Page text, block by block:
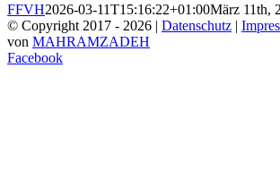
FFVH2026-03-11T15:16:22+01:00März 11th,
© Copyright 2017 - 2026 | Datenschutz |
von MAHRAMZADEH
Facebook